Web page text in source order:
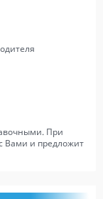
При
Вами и предложит